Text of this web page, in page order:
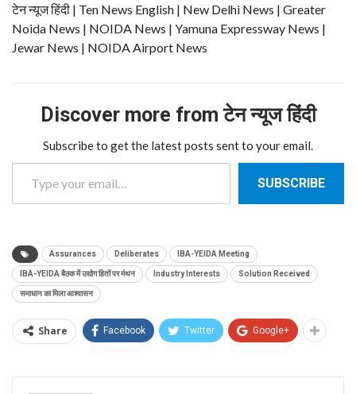
टेन न्यूज हिंदी | Ten News English | New Delhi News | Greater
Noida News | NOIDA News | Yamuna Expressway News |
Jewar News | NOIDA Airport News
Discover more from टेन न्यूज हिंदी
Subscribe to get the latest posts sent to your email.
Type your email…
SUBSCRIBE
Assurances Deliberates IBA-YEIDA Meeting
IBA-YEIDA बैठक में उद्योग हितों पर मंथन Industry Interests Solution Received
समाधान का मिला आश्वासन
Share Facebook Twitter Google+